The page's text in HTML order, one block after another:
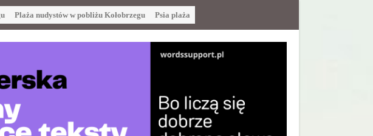
Plaża nudystów w pobliżu Kołobrzegu Psia plaża